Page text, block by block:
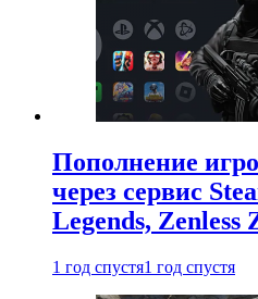
Пополнение
через сервис
Legends, Zenless
1 год спустя1 год спустя